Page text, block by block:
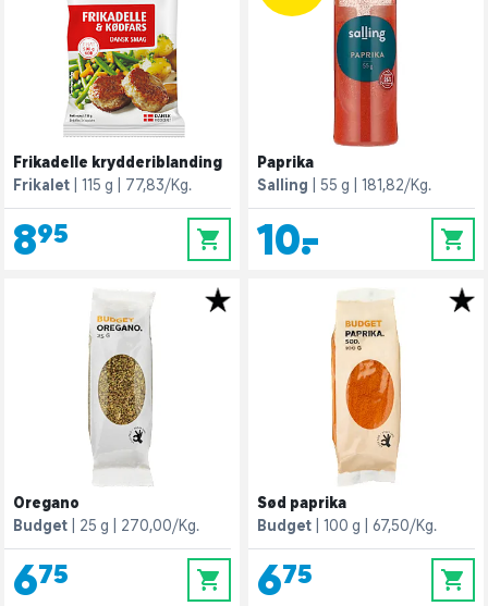
Frikadelle krydderiblanding
Frikalet
115 g 77,83/Kg.
8,95 0
Paprika
Salling
55 g 181,82/Kg.
10,- 0
Oregano
Budget
25 g 270,00/Kg.
6,75 0
Sød paprika
Budget
100 g 67,50/Kg.
6,75 0